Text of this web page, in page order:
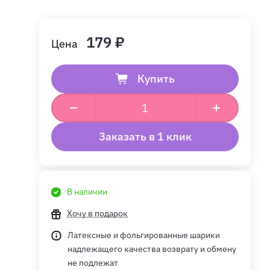
179 ₽
Купить
Заказать в 1 клик
В наличии
Хочу в подарок
Латексные и фольгированные шарики
надлежащего качества возврату и обмену
не подлежат